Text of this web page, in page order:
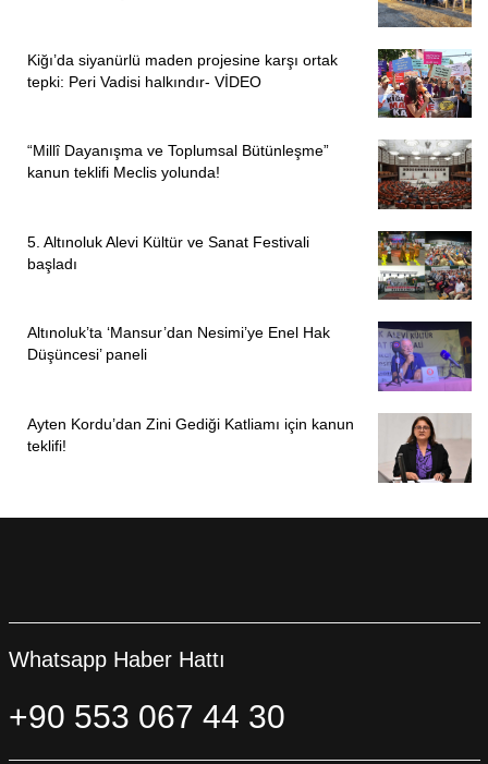
Kiğı’da siyanürlü maden projesine karşı ortak
tepki: Peri Vadisi halkındır- VİDEO
“Millî Dayanışma ve Toplumsal Bütünleşme”
kanun teklifi Meclis yolunda!
5. Altınoluk Alevi Kültür ve Sanat Festivali
başladı
Altınoluk’ta ‘Mansur’dan Nesimi’ye Enel Hak
Düşüncesi’ paneli
Ayten Kordu’dan Zini Gediği Katliamı için kanun
teklifi!
Whatsapp Haber Hattı
+90 553 067 44 30